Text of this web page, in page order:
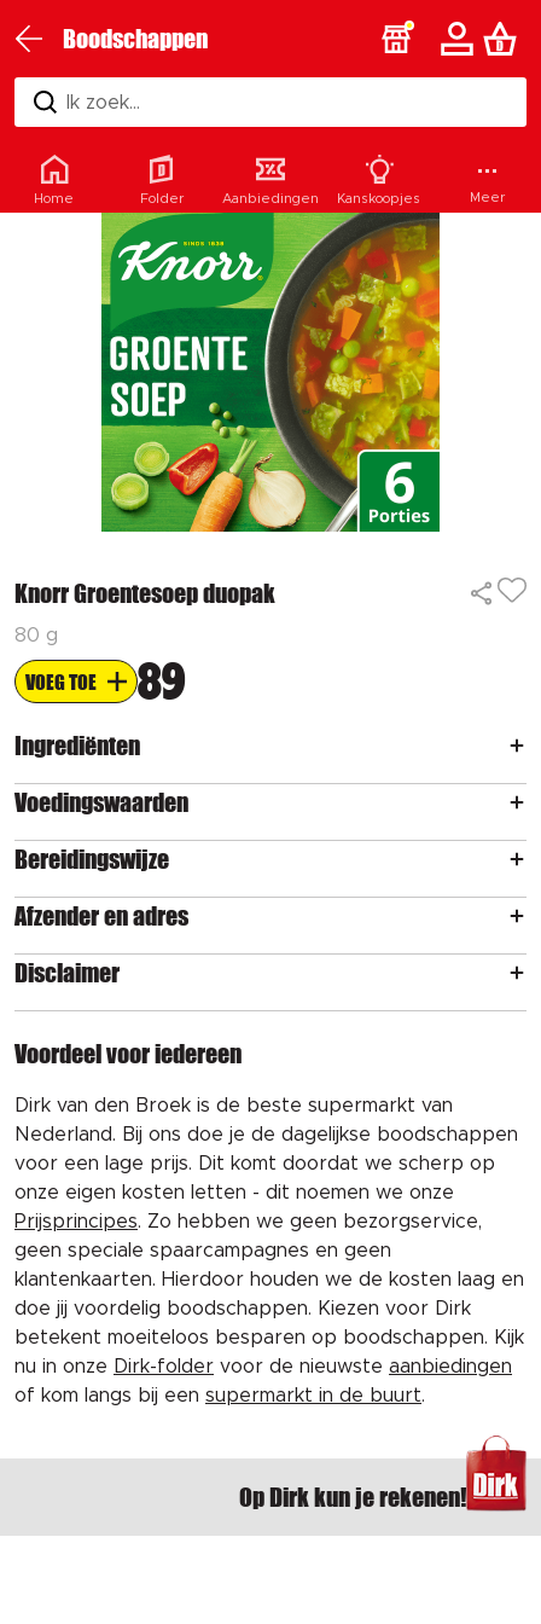
Boodschappen
Ik zoek...
Knorr Groentesoep duopak
80 g
VOEG TOE 89
Ingrediënten
Voedingswaarden
Bereidingswijze
Afzender en adres
Disclaimer
Voordeel voor iedereen
Dirk van den Broek is de beste supermarkt van
Nederland. Bij ons doe je de dagelijkse boodschappen
voor een lage prijs. Dit komt doordat we scherp op
onze eigen kosten letten - dit noemen we onze
Prijsprincipes. Zo hebben we geen bezorgservice,
geen speciale spaarcampagnes en geen
klantenkaarten. Hierdoor houden we de kosten laag en
doe jij voordelig boodschappen. Kiezen voor Dirk
betekent moeiteloos besparen op boodschappen. Kijk
nu in onze Dirk-folder voor de nieuwste aanbiedingen
of kom langs bij een supermarkt in de buurt.
Op Dirk kun je rekenen!
Home Folder Aanbiedingen Kanskoopjes Meer